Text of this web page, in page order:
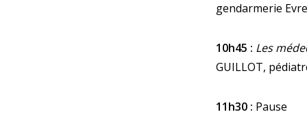
gendarmerie
10h45 : Les
GUILLOT,
11h30 : Pause